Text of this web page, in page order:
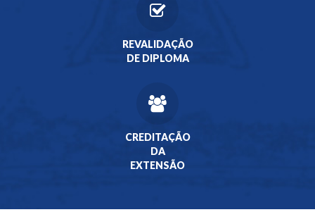
REVALIDAÇÃO
DE DIPLOMA
CREDITAÇÃO
DA
EXTENSÃO